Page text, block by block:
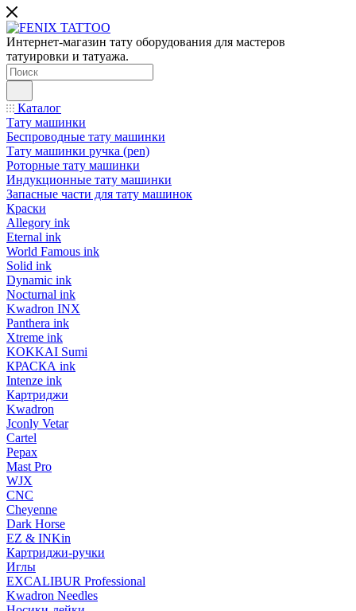
Интернет-магазин тату оборудования для мастеров
татуировки и татуажа.
Каталог
Тату машинки
Беспроводные тату машинки
Тату машинки ручка (pen)
Роторные тату машинки
Индукционные тату машинки
Запасные части для тату машинок
Краски
Allegory ink
Eternal ink
World Famous ink
Solid ink
Dynamic ink
Nocturnal ink
Kwadron INX
Panthera ink
Xtreme ink
KOKKAI Sumi
КРАСКА ink
Intenze ink
Картриджи
Kwadron
Jconly Vetar
Cartel
Pepax
Mast Pro
WJX
CNC
Cheyenne
Dark Horse
EZ & INKin
Картриджи-ручки
Иглы
EXCALIBUR Professional
Kwadron Needles